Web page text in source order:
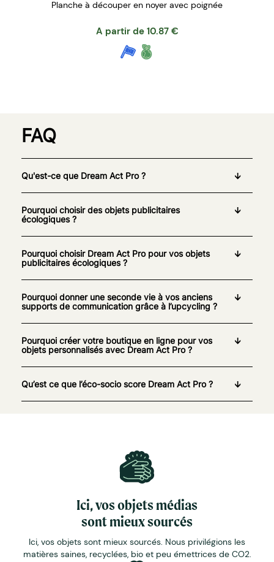
Planche à découper en noyer avec poignée
A partir de 10.87 €
FAQ
Qu'est-ce que Dream Act Pro ?
Pourquoi choisir des objets publicitaires
écologiques ?
Pourquoi choisir Dream Act Pro pour vos objets
publicitaires écologiques ?
Pourquoi donner une seconde vie à vos anciens
supports de communication grâce à l’upcycling ?
Pourquoi créer votre boutique en ligne pour vos
objets personnalisés avec Dream Act Pro ?
Qu’est ce que l’éco-socio score Dream Act Pro ?
Ici, vos objets médias
sont mieux sourcés
Ici, vos objets sont mieux sourcés. Nous privilégions les
matières saines, recyclées, bio et peu émettrices de CO2.